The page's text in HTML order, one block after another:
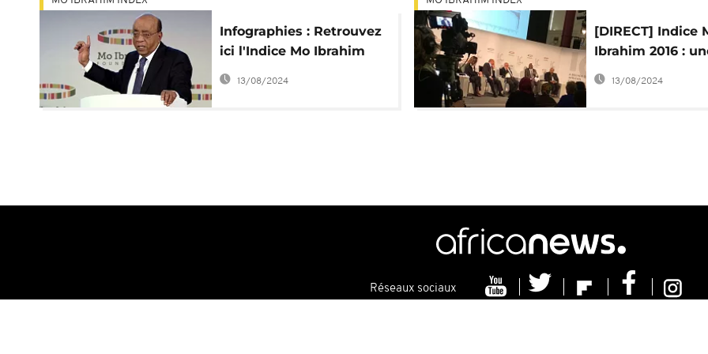
Infographies : Retrouvez
ici l'Indice Mo Ibrahim
2015 de la gouvernance
13/08/2024
[DIRECT] Indice
Ibrahim 2016 :
décennie de la
13/08/2024
Réseaux sociaux